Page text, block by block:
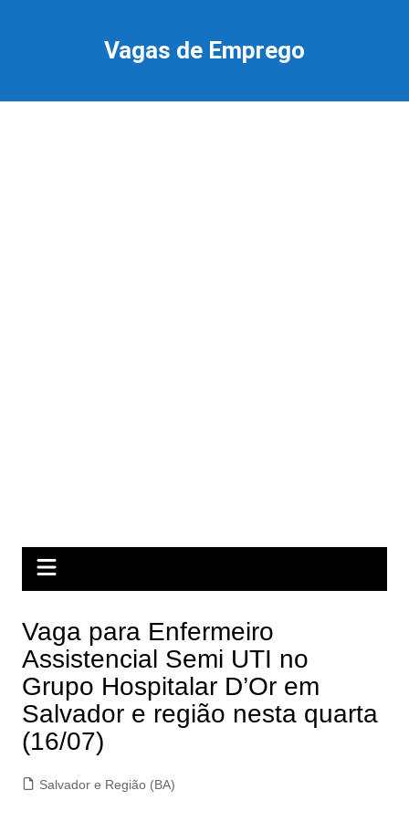
Vagas de Emprego
Vaga para Enfermeiro
Assistencial Semi UTI no
Grupo Hospitalar D’Or em
Salvador e região nesta quarta
(16/07)
Salvador e Região (BA)